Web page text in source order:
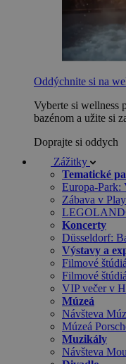
Oddýchnite si na
Vyberte si wellness
bazénom a užite si
Doprajte si oddych
Zážitky
Tematické
Europa-Park:
Zábava v
Koncerty
Düsseldorf:
Výstavy a
Filmové
Filmové
VIP večer v
Múzeá
Návšteva
Múzeá
Muzikály
Návšteva